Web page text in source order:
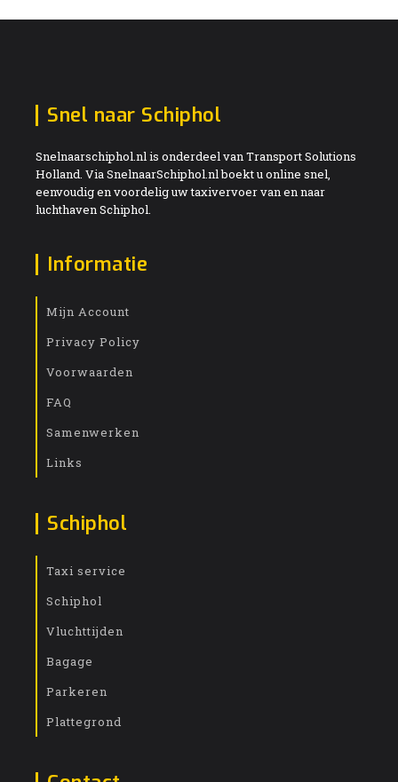
Snel naar Schiphol
Snelnaarschiphol.nl is onderdeel van Transport Solutions
Holland. Via SnelnaarSchiphol.nl boekt u online snel,
eenvoudig en voordelig uw taxivervoer van en naar
luchthaven Schiphol.
Informatie
Mijn Account
Privacy Policy
Voorwaarden
FAQ
Samenwerken
Links
Schiphol
Taxi service
Schiphol
Vluchttijden
Bagage
Parkeren
Plattegrond